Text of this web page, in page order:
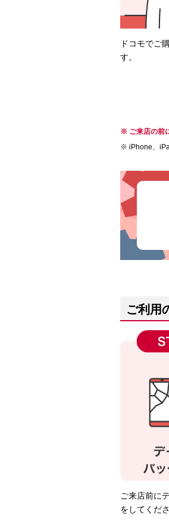
ドコモでご
す。
ご来店の前
iPhone、
ご利用
ご来店前に
をしてくださ